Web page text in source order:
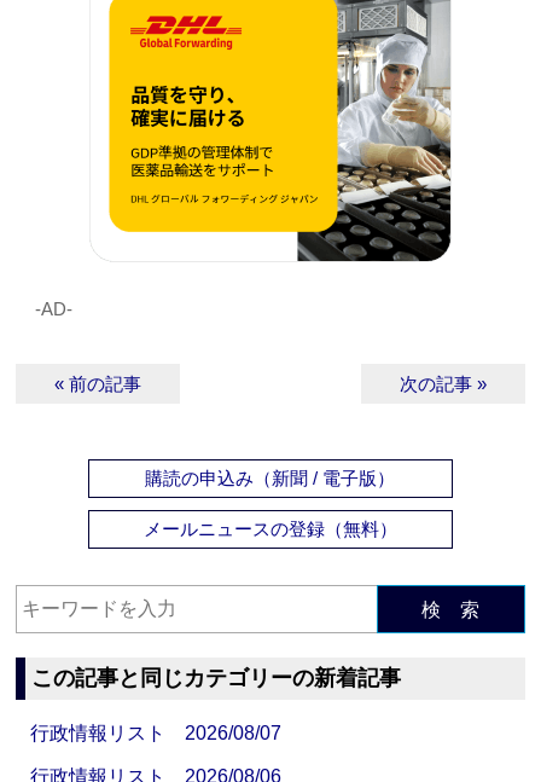
‐AD‐
« 前の記事 次の記事 »
購読の申込み（新聞 / 電子版）
メールニュースの登録（無料）
検 索
この記事と同じカテゴリーの新着記事
行政情報リスト 2026/08/07
行政情報リスト 2026/08/06